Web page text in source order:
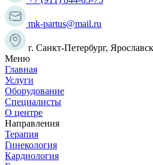
mk-partus@mail.ru
г. Санкт-Петербург,
Меню
Главная
Услуги
Оборудование
Специалисты
О центре
Направления
Терапия
Гинекология
Кардиология